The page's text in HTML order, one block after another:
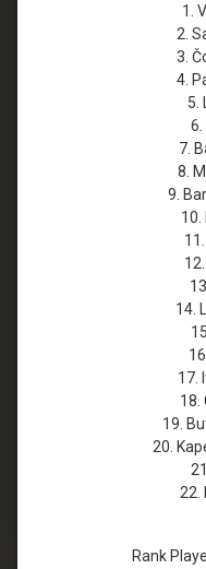
1.
2.
3.
4.
5.
6.
7.
8.
9.
10.
14.
17.
18.
19.
20.
22.
Rank